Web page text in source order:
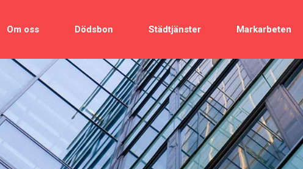
Om oss Dödsbon Städtjänster Markarbeten